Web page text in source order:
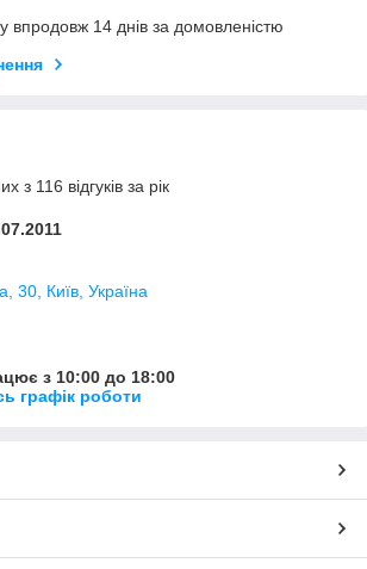
впродовж 14 днів за домовленістю
з 116 відгуків за рік
30, Київ, Україна
з 10:00 до 18:00
графік роботи